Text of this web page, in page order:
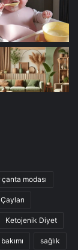
modası
Ketojenik Diyet
sağlık